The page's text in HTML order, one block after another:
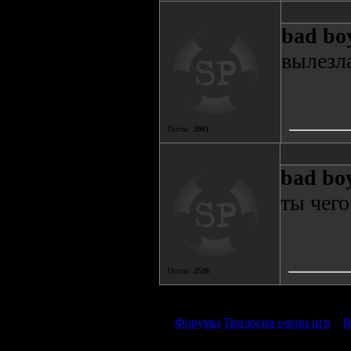
Посты: 2001
bad
Посты: 2526
bad
ты
Форумы Трилогия серии игр